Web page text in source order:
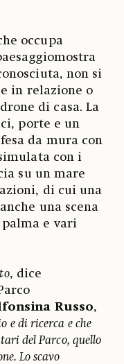
occupa
non si
in relazione o
di casa. La
porte e un
da mura con
con i
su un mare
di cui una
una scena
palma e vari
, dice
Russo,
e di ricerca e che
del Parco, quello
Lo scavo